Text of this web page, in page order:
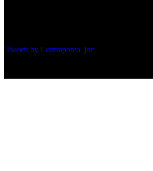
Tweets by Contraponto_jor